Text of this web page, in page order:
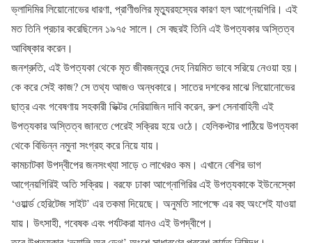
ভ্লাদিমির লিয়োনোভের ধারণা, প্রাণীগুলির মৃত্যুরহস্যের কারণ হল আগ্নেয়গিরি। এই
মত তিনি প্রচার করেছিলেন ১৯৭৫ সালে। সে বছরই তিনি এই উপত্যকার অস্তিত্ব
আবিষ্কার করেন।
জনশ্রুতি, এই উপত্যকা থেকে মৃত জীবজন্তুর দেহ নিয়মিত ভাবে সরিয়ে নেওয়া হয়।
কে করে সেই কাজ? সে তথ্য আজও অন্ধকারে। সাতের দশকের মাঝে লিয়োনোভের
ছাত্র এবং গবেষণায় সহকারী ভিক্টর দেরিয়াজিন দাবি করেন, রুশ সেনাবাহিনী এই
উপত্যকার অস্তিত্ব জানতে পেরেই সক্রিয় হয়ে ওঠে। হেলিকপ্টার পাঠিয়ে উপত্যকা
থেকে বিভিন্ন নমুনা সংগ্রহ করে নিয়ে যায়।
কামচাটকা উপদ্বীপের জনস‌ংখ্যা সাড়ে ৩ লাখেরও কম। এখানে বেশির ভাগ
আগ্নেয়গিরিই অতি সক্রিয়। বরফে ঢাকা আগ্নোগিরির এই উপত্যকাকে ইউনেস্কো
‘ওয়ার্ল্ড হেরিটেজ সাইট’ এর তকমা দিয়েছে। অনুমতি সাপেক্ষে এর বহু অংশেই যাওয়া
যায়। উৎসাহী, গবেষক এবং পর্যটকরা যানও এই উপদ্বীপে।